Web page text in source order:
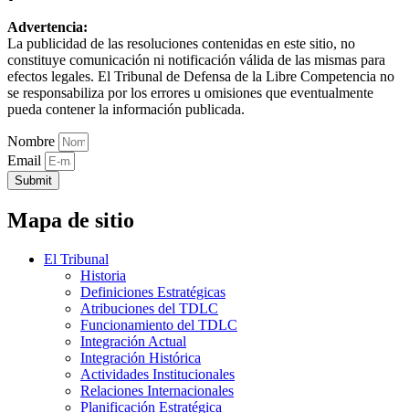
Advertencia:
La publicidad de las resoluciones contenidas en este sitio, no
constituye comunicación ni notificación válida de las mismas para
efectos legales. El Tribunal de Defensa de la Libre Competencia no
se responsabiliza por los errores u omisiones que eventualmente
pueda contener la información publicada.
Nombre
Email
Submit
Mapa de sitio
El Tribunal
Historia
Definiciones Estratégicas
Atribuciones del TDLC
Funcionamiento del TDLC
Integración Actual
Integración Histórica
Actividades Institucionales
Relaciones Internacionales
Planificación Estratégica